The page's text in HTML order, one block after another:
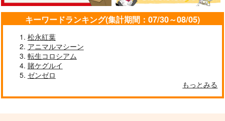
海嘯に永訣
Owen
円（税込）
Fate/Grand Order
斎藤一
藤丸立香
サンプル
カート
火よ！星の光の瞬きよ
5,500
藤丸立香サンプル
カート
刑部姫 豪華客船へ行
蘆屋道満
サンプル
カート
キーワードランキング(集計期間：07/30～08/05)
松永紅葉
アニマルマシーン
転生コロシアム
賭ケグルイ
ゼンゼロ
もっとみる